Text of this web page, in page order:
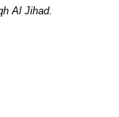
Al Jihad.